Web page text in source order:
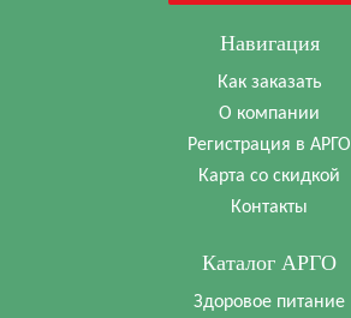
Навигация
Как заказать
О компании
Регистрация в АРГО
Карта со скидкой
Контакты
Каталог АРГО
Здоровое питание